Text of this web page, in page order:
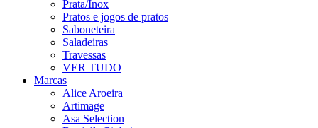
Prata/Inox
Pratos e jogos de pratos
Saboneteira
Saladeiras
Travessas
VER TUDO
Marcas
Alice Aroeira
Artimage
Asa Selection